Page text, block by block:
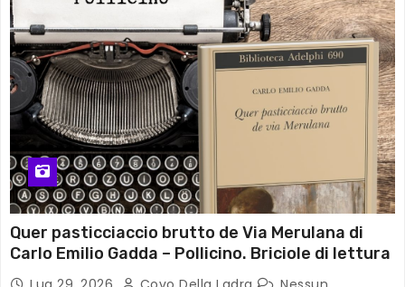
Quer pasticciaccio brutto de Via Merulana di
Carlo Emilio Gadda – Pollicino. Briciole di lettura